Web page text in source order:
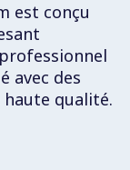
est conçu
avec des
qualité.